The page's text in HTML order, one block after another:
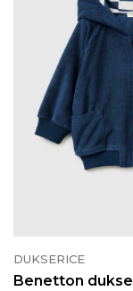
DUKSERICE
Benetton